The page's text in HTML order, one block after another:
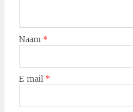
Naam *
E-mail *